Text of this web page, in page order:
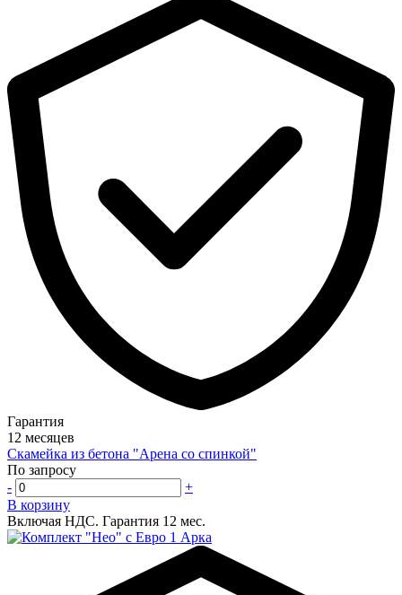
Гарантия
12 месяцев
Скамейка из бетона "Арена со спинкой"
По запросу
-
+
В корзину
Включая НДС. Гарантия 12 мес.